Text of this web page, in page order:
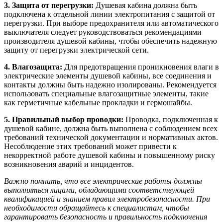
3. Защита от перегрузки: Душевая кабина должна быть
подключена к отдельной линии электропитания с защитой от
перегрузки. При выборе предохранителя или автоматического
выключателя следует руководствоваться рекомендациями
производителя душевой кабины, чтобы обеспечить надежную
защиту от перегрузки электрической сети.
4. Влагозащита: Для предотвращения проникновения влаги в
электрические элементы душевой кабины, все соединения и
контакты должны быть надежно изолированы. Рекомендуется
использовать специальные влагозащитные элементы, такие
как герметичные кабельные прокладки и гермошайбы.
5. Правильный выбор проводки: Проводка, подключенная к
душевой кабине, должна быть выполнена с соблюдением всех
требований технической документации и нормативных актов.
Несоблюдение этих требований может привести к
некорректной работе душевой кабины и повышенному риску
возникновения аварий и инцидентов.
Важно помнить, что все электрические работы должны
выполняться лицами, обладающими соответствующей
квалификацией и знанием правил электробезопасности. При
необходимости обращайтесь к специалистам, чтобы
гарантировать безопасность и правильность подключения